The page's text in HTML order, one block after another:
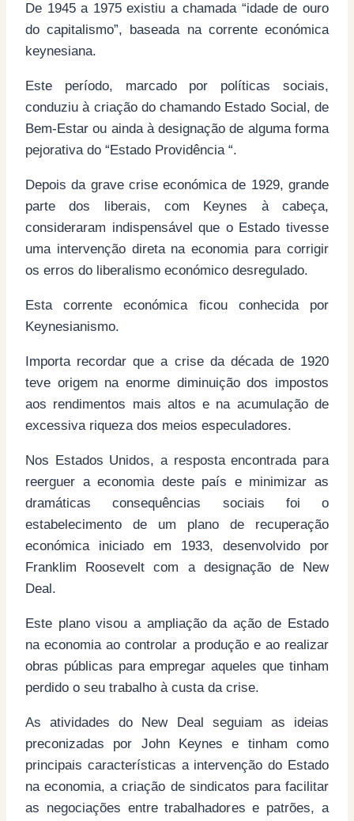
De 1945 a 1975 existiu a chamada “idade de ouro
do capitalismo”, baseada na corrente económica
keynesiana.
Este período, marcado por políticas sociais,
conduziu à criação do chamando Estado Social, de
Bem-Estar ou ainda à designação de alguma forma
pejorativa do “Estado Providência “.
Depois da grave crise económica de 1929, grande
parte dos liberais, com Keynes à cabeça,
consideraram indispensável que o Estado tivesse
uma intervenção direta na economia para corrigir
os erros do liberalismo económico desregulado.
Esta corrente económica ficou conhecida por
Keynesianismo.
Importa recordar que a crise da década de 1920
teve origem na enorme diminuição dos impostos
aos rendimentos mais altos e na acumulação de
excessiva riqueza dos meios especuladores.
Nos Estados Unidos, a resposta encontrada para
reerguer a economia deste país e minimizar as
dramáticas consequências sociais foi o
estabelecimento de um plano de recuperação
económica iniciado em 1933, desenvolvido por
Franklim Roosevelt com a designação de New
Deal.
Este plano visou a ampliação da ação de Estado
na economia ao controlar a produção e ao realizar
obras públicas para empregar aqueles que tinham
perdido o seu trabalho à custa da crise.
As atividades do New Deal seguiam as ideias
preconizadas por John Keynes e tinham como
principais características a intervenção do Estado
na economia, a criação de sindicatos para facilitar
as negociações entre trabalhadores e patrões, a